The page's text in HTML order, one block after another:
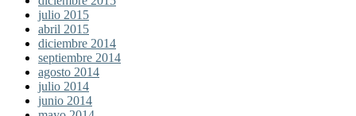
julio 2015
abril 2015
diciembre 2014
septiembre 2014
agosto 2014
julio 2014
junio 2014